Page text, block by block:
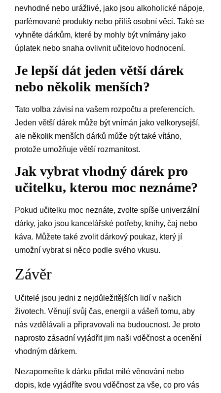
nevhodné nebo urážlivé, jako jsou alkoholické nápoje,
parfémované produkty nebo příliš osobní věci. Také se
vyhněte dárkům, které by mohly být vnímány jako
úplatek nebo snaha ovlivnit učitelovo hodnocení.
Je lepší dát jeden větší dárek
nebo několik menších?
Tato volba závisí na vašem rozpočtu a preferencích.
Jeden větší dárek může být vnímán jako velkorysejší,
ale několik menších dárků může být také vítáno,
protože umožňuje větší rozmanitost.
Jak vybrat vhodný dárek pro
učitelku, kterou moc neznáme?
Pokud učitelku moc neznáte, zvolte spíše univerzální
dárky, jako jsou kancelářské potřeby, knihy, čaj nebo
káva. Můžete také zvolit dárkový poukaz, který jí
umožní vybrat si něco podle svého vkusu.
Závěr
Učitelé jsou jedni z nejdůležitějších lidí v našich
životech. Věnují svůj čas, energii a vášeň tomu, aby
nás vzdělávali a připravovali na budoucnost. Je proto
naprosto zásadní vyjádřit jim naši vděčnost a ocenění
vhodným dárkem.
Nezapomeňte k dárku přidat milé věnování nebo
dopis, kde vyjádříte svou vděčnost za vše, co pro vás